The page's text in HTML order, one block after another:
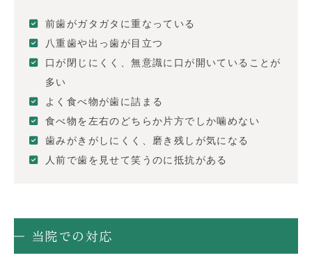
前歯がガタガタに重なっている
八重歯や出っ歯が目立つ
口が閉じにくく、無意識に口が開いていることが
多い
よく食べ物が歯に詰まる
食べ物を左右のどちらか片方でしか噛めない
歯みがきがしにくく、磨き残しが気になる
人前で歯を見せて笑うのに抵抗がある
当院での対応